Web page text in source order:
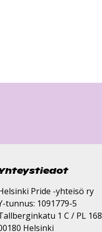
Pride -yhteisö ry
tunnus: 1091779-5
1 C / PL 168
Helsinki